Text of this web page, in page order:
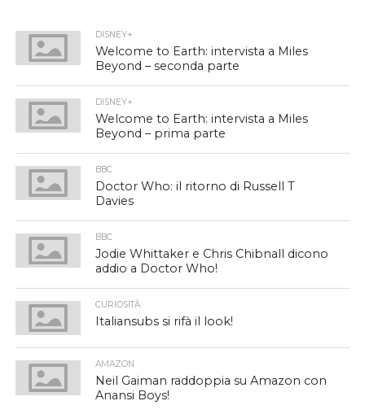
DISNEY+
Welcome to Earth: intervista a Miles
Beyond – seconda parte
DISNEY+
Welcome to Earth: intervista a Miles
Beyond – prima parte
BBC
Doctor Who: il ritorno di Russell T
Davies
BBC
Jodie Whittaker e Chris Chibnall dicono
addio a Doctor Who!
CURIOSITÀ
Italiansubs si rifà il look!
AMAZON
Neil Gaiman raddoppia su Amazon con
Anansi Boys!